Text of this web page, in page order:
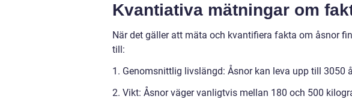
Kvantiativa mätningar om
När det gäller att mäta och kvantifiera fakta om åsnor
till:
1. Genomsnittlig livslängd: Åsnor kan leva upp till 3050
2. Vikt: Åsnor väger vanligtvis mellan 180 och 500